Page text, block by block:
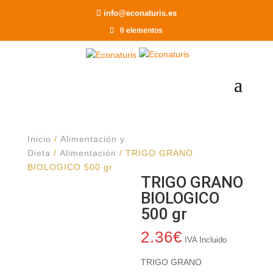
info@econaturis.es
0 elementos
Inicio / Alimentación y
Dieta / Alimentación / TRIGO GRANO
BIOLOGICO 500 gr
TRIGO GRANO
BIOLOGICO
500 gr
2.36€ IVA Incluido
TRIGO GRANO